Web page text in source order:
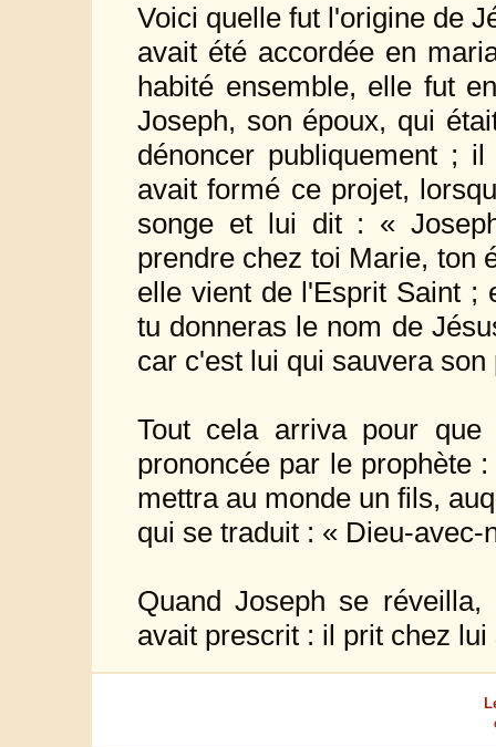
Voici quelle fut l'origine de
avait été accordée en
habité ensemble, elle fut
Joseph, son époux, qui
dénoncer publiquement ;
avait formé ce projet,
songe et lui dit : «
prendre chez toi Marie, ton
elle vient de l'Esprit Saint ;
tu donneras le nom de
car c'est lui qui sauvera
Tout cela arriva pour
prononcée par le prophète
mettra au monde un fils,
qui se traduit : « Dieu-avec-
Quand Joseph se
avait prescrit : il prit chez lui